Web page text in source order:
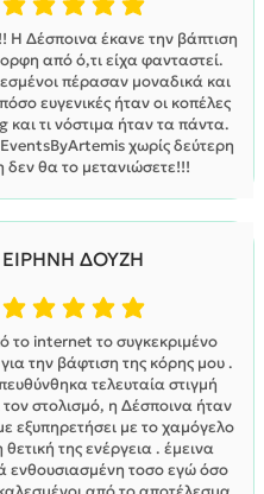
η μέση βαθμολογία είναι
Η Δέσποινα έκανε την βάπτιση
από ό,τι είχα φανταστεί.
πέρασαν μοναδικά και
ευγενικές ήταν οι κοπέλες
και τι νόστιμα ήταν τα πάντα.
EventsByArtemis χωρίς δεύτερη
δεν θα το μετανιώσετε!!!
ΕΙΡΗΝΗ ΔΟΥΖΗ
η μέση βαθμολογία είναι
το internet το συγκεκριμένο
την βάφτιση της κόρης μου .
τελευταία στιγμή
τον στολισμό, η Δέσποινα ήταν
εξυπηρετήσει με το χαμόγελο
θετική της ενέργεια . έμεινα
ενθουσιασμένη τοσο εγώ όσο